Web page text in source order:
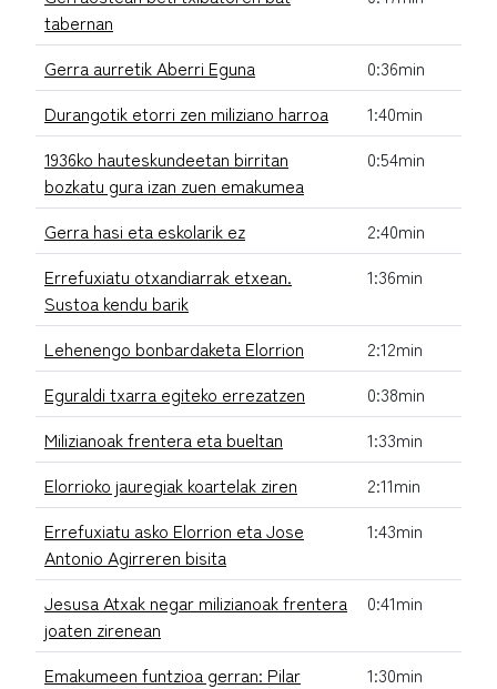
tabernan
Gerra aurretik Aberri Eguna
0:36min
Durangotik etorri zen miliziano harroa
1:40min
1936ko hauteskundeetan birritan
bozkatu gura izan zuen emakumea
0:54min
Gerra hasi eta eskolarik ez
2:40min
Errefuxiatu otxandiarrak etxean.
Sustoa kendu barik
1:36min
Lehenengo bonbardaketa Elorrion
2:12min
Eguraldi txarra egiteko errezatzen
0:38min
Milizianoak frentera eta bueltan
1:33min
Elorrioko jauregiak koartelak ziren
2:11min
Errefuxiatu asko Elorrion eta Jose
Antonio Agirreren bisita
1:43min
Jesusa Atxak negar milizianoak frentera
joaten zirenean
0:41min
Emakumeen funtzioa gerran: Pilar
1:30min